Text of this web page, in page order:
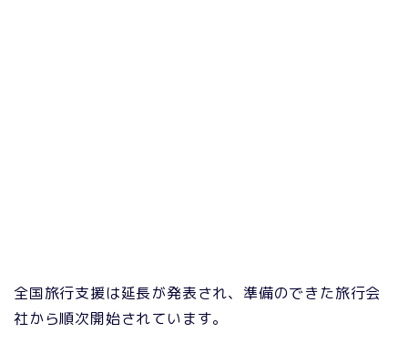
全国旅行支援は延長が発表され、準備のできた旅行会
社から順次開始されています。